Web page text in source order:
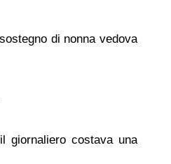
di nonna vedova
giornaliero costava una